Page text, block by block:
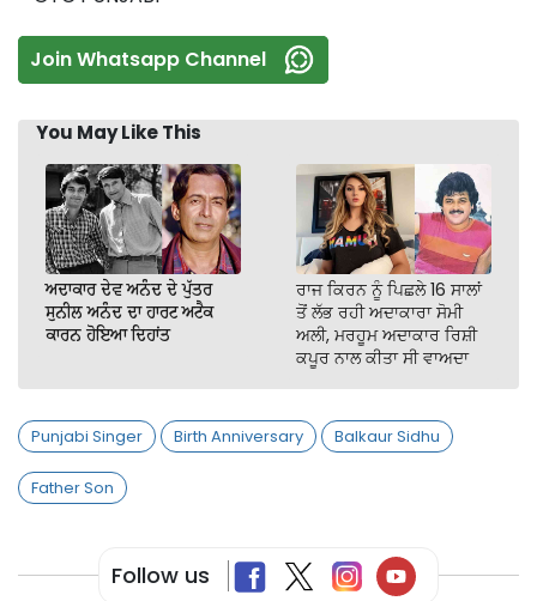
Join Whatsapp Channel
You May Like This
ਅਦਾਕਾਰ ਦੇਵ ਅਨੰਦ ਦੇ ਪੁੱਤਰ
ਸੁਨੀਲ ਅਨੰਦ ਦਾ ਹਾਰਟ ਅਟੈਕ
ਕਾਰਨ ਹੋਇਆ ਦਿਹਾਂਤ
ਰਾਜ ਕਿਰਨ ਨੂੰ ਪਿਛਲੇ 16 ਸਾਲਾਂ
ਤੋਂ ਲੱਭ ਰਹੀ ਅਦਾਕਾਰਾ ਸੋਮੀ
ਅਲੀ, ਮਰਹੂਮ ਅਦਾਕਾਰ ਰਿਸ਼ੀ
ਕਪੂਰ ਨਾਲ ਕੀਤਾ ਸੀ ਵਾਅਦਾ
Punjabi Singer Birth Anniversary Balkaur Sidhu
Father Son
Follow us